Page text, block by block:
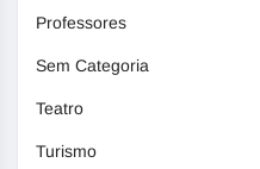
Professores
Sem Categoria
Teatro
Turismo